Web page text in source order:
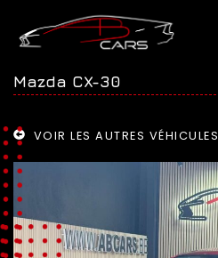
Mazda CX-30
VOIR LES AUTRES VÉHICULES